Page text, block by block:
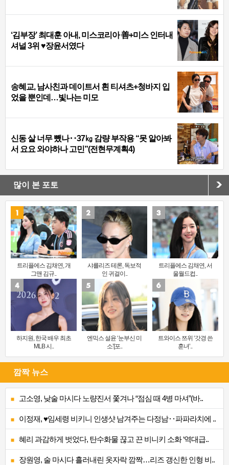
‘김부장’ 최대훈 아내, 미스코리아 善+미스 인터내
셔널 3위 ♥장윤서였다
송혜교, 남사친과 데이트서 흰 티셔츠+청바지 입
었을 뿐인데…빛나는 미모
신동 살 너무 뺐나‥37㎏ 감량 부작용 “못 알아봐
서 요요 와야하나 고민”(전현무계획4)
많이 본 포토
트리플에스 김채연, 개
그맨 김규..
샤를리즈 테론, 독보적
인 귀걸이..
트리플에스 김채연, 서
울월드컵..
하지원, 한국 배우 최초
MLB 시..
엔믹스 설윤 ‘눈부신 미
소’[포..
트와이스 쯔위 ‘갓경 쓴
훈녀’..
깜짝 뉴스
고소영, 낮술 마시다 노량진서 쫓겨나 “점심 때 4병 마셔”(바..
이정재, ♥임세령 비키니 인생샷 남겨주는 다정남‥파파라치에 ..
혜리 과감하게 벗었다, 탄수화물 끊고 끈 비니키 소화 ‘역대급..
장원영, 술 마시다 흘러내린 옷자락 깜짝…리즈 갱신한 인형 비..